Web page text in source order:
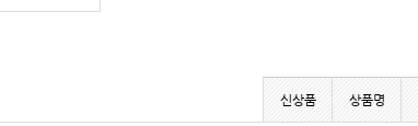
신상품 상품명